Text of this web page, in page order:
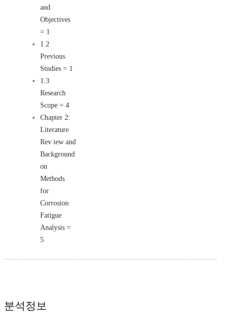
and
Objectives
= 1
1.2
Previous
Studies = 1
1.3
Research
Scope = 4
Chapter 2:
Literature
Rev iew and
Background
on
Methods
for
Corrosion
Fatigue
Analysis =
5
분석정보